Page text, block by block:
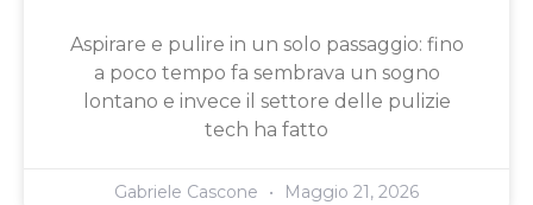
Aspirare e pulire in un solo passaggio: fino
a poco tempo fa sembrava un sogno
lontano e invece il settore delle pulizie
tech ha fatto
Gabriele Cascone Maggio 21, 2026